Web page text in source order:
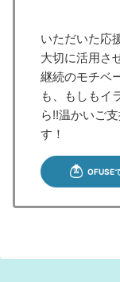
いただいた応
大切に活用さ
継続のモチベ
も、もしもイ
ら!!温かいご
す！